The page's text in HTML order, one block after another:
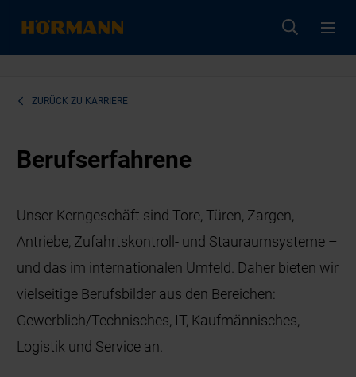
ZURÜCK ZU KARRIERE
Berufserfahrene
Unser Kerngeschäft sind Tore, Türen, Zargen,
Antriebe, Zufahrtskontroll- und Stauraumsysteme –
und das im internationalen Umfeld. Daher bieten wir
vielseitige Berufsbilder aus den Bereichen:
Gewerblich/Technisches, IT, Kaufmännisches,
Logistik und Service an.